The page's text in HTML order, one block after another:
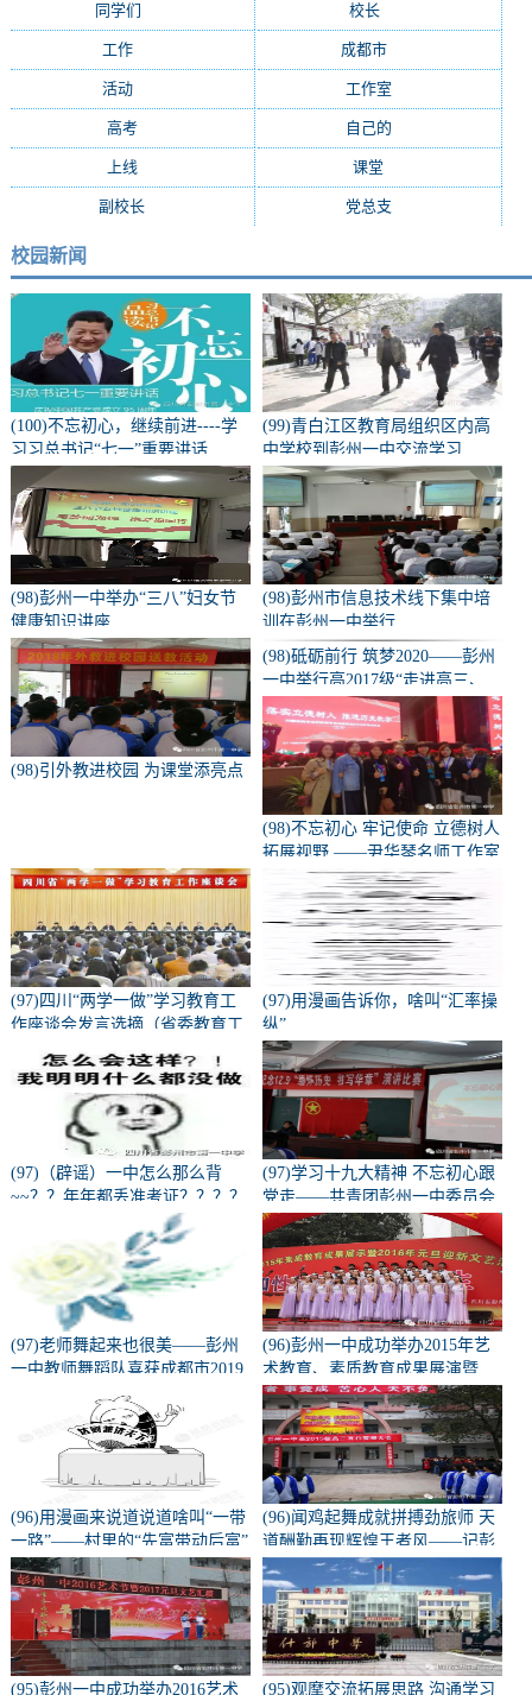
同学们 校长(13)
工作 成都市
活动 工作室
高考(9) 自己的
上线(7) 课堂
副校长 党总支
校园新闻
(100)不忘初心，继续前进----学
习习总书记“七一”重要讲话
(99)青白江区教育局组织区内高
中学校到彭州一中交流学习
(98)彭州一中举办“三八”妇女节
健康知识讲座
(98)彭州市信息技术线下集中培
训在彭州一中举行
(98)引外教进校园 为课堂添亮点
(98)砥砺前行 筑梦2020——彭州
一中举行高2017级“走进高三、
亮剑零诊”誓师大会
(98)不忘初心 牢记使命 立德树人
拓展视野 ——尹华琴名师工作室
部分成员参加中国教育年会
(97)四川“两学一做”学习教育工
作座谈会发言选摘（省委教育工
(97)用漫画告诉你，啥叫“汇率操
纵”
(97)（辟谣）一中怎么那么背
~~？？年年都丢准考证？？？？
(97)学习十九大精神 不忘初心跟
党走——共青团彭州一中委员会
学习十九大精神宣讲会
(97)老师舞起来也很美——彭州
一中教师舞蹈队喜获成都市2019
校园啦啦操、健美操总决赛校园
组--教师组一等奖
(96)彭州一中成功举办2015年艺
术教育、素质教育成果展演暨
2016元旦迎新活动
(96)用漫画来说道说道啥叫“一带
一路”——村里的“先富带动后富”
(96)闻鸡起舞成就拼搏劲旅师 天
道酬勤再现辉煌王者风——记彭
州一中隆重召开高2015级高三百
日誓师动员大会
(95)彭州一中成功举办2016艺术
(95)观摩交流拓展思路 沟通学习